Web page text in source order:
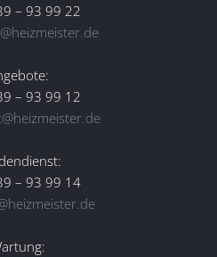
– 93 99 22
– 93 99 12
– 93 99 14